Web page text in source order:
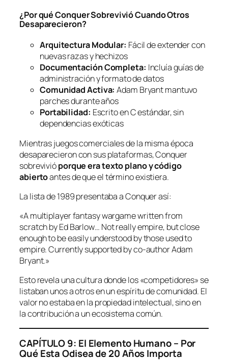
¿Por qué Conquer Sobrevivió Cuando Otros
Desaparecieron?
Arquitectura Modular: Fácil de extender con
nuevas razas y hechizos
Documentación Completa: Incluía guías de
administración y formato de datos
Comunidad Activa: Adam Bryant mantuvo
parches durante años
Portabilidad: Escrito en C estándar, sin
dependencias exóticas
Mientras juegos comerciales de la misma época
desaparecieron con sus plataformas, Conquer
sobrevivióporque era texto plano y código
abiertoantes de que el término existiera.
La lista de 1989 presentaba a Conquer así:
«A multiplayer fantasy wargame written from
scratch by Ed Barlow… Not really empire, but close
enough to be easily understood by those used to
empire. Currently supported by co-author Adam
Bryant.»
Esto revela una cultura donde los «competidores» se
listaban unos a otros en un espíritu de comunidad. El
valor no estaba en la propiedad intelectual, sino en
la contribución a un ecosistema común.
CAPÍTULO 9: El Elemento Humano – Por
Qué Esta Odisea de 20 Años Importa